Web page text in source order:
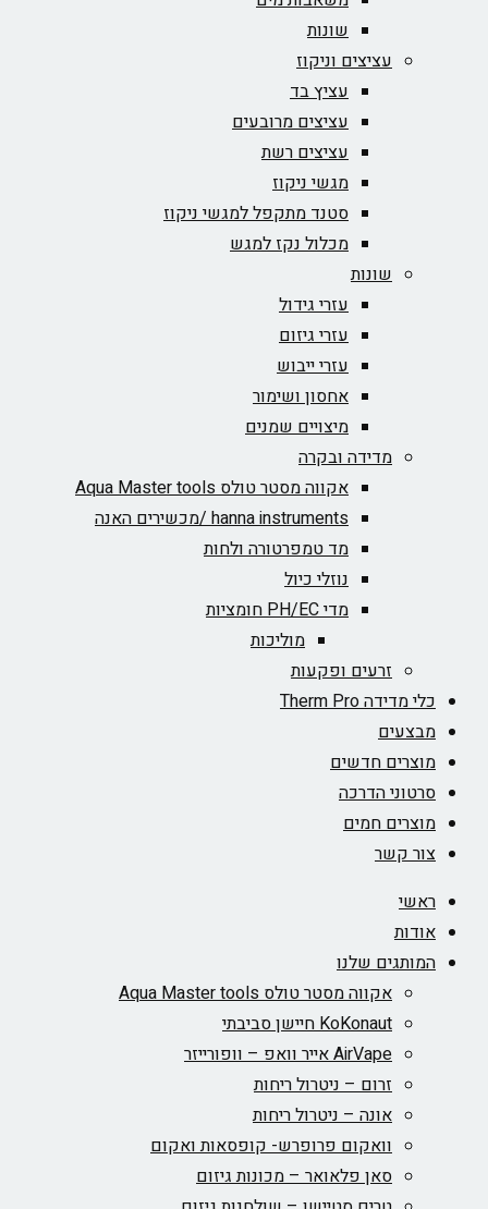
שונות
עציצים וניקוז
עציץ בד
עציצים מרובעים
עציצים רשת
מגשי ניקוז
סטנד מתקפל למגשי ניקוז
מכלול נקז למגש
שונות
עזרי גידול
עזרי גיזום
עזרי ייבוש
אחסון ושימור
מיצויים שמנים
מדידה ובקרה
אקווה מסטר טולס Aqua Master tools
hanna instruments /מכשירים האנה
מד טמפרטורה ולחות
נוזלי כיול
מדי PH/EC חומציות
מוליכות
זרעים ופקעות
כלי מדידה Therm Pro
מבצעים
מוצרים חדשים
סרטוני הדרכה
מוצרים חמים
צור קשר
ראשי
אודות
המותגים שלנו
אקווה מסטר טולס Aqua Master tools
KoKonaut חיישן סביבתי
AirVape אייר וואפ – וופורייזר
זרום – ניטרול ריחות
אונה – ניטרול ריחות
וואקום פרופרש- קופסאות ואקום
סאן פלאואר – מכונות גיזום